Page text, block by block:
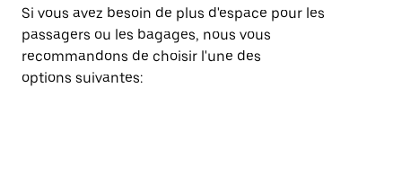
Si vous avez besoin de plus d'espace pour les
passagers ou les bagages, nous vous
recommandons de choisir l'une des
options suivantes: